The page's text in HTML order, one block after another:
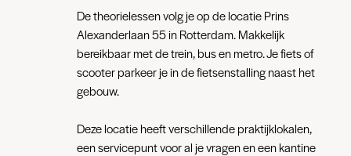
De theorielessen volg je op de locatie Prins
Alexanderlaan 55 in Rotterdam. Makkelijk
bereikbaar met de trein, bus en metro. Je fiets of
scooter parkeer je in de fietsenstalling naast het
gebouw.
Deze locatie heeft verschillende praktijklokalen,
een servicepunt voor al je vragen en een kantine